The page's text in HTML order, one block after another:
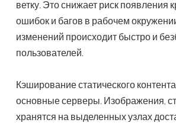
ветку. Это снижает риск появления
ошибок и багов в рабочем
изменений происходит быстро и
пользователей.
Кэширование статического
основные серверы. Изображения,
хранятся на выделенных узлах